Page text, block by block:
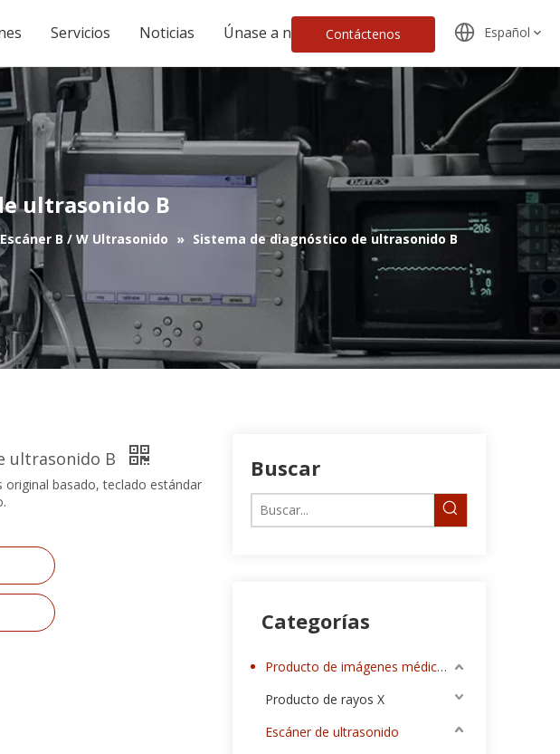
Servicios Noticias Únase a nosotrosContáctenos Español
ultrasonido B
Escáner B / W Ultrasonido » Sistema de diagnóstico de ultrasonido B
ultrasonido B
original basado, teclado estándar
Buscar
Categorías
Producto de imágenes médicas
Producto de rayos X
Escáner de ultrasonido